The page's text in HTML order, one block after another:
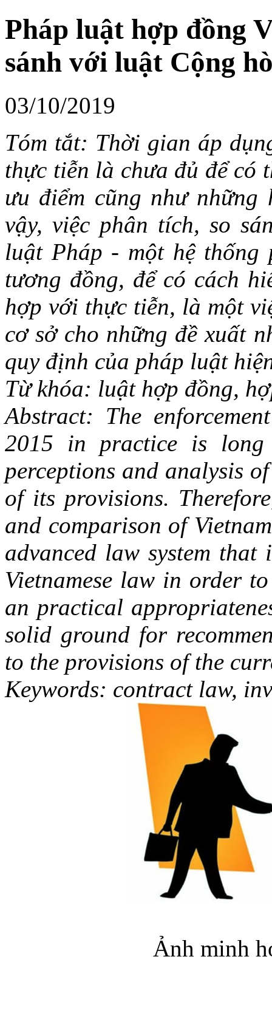
Pháp luật hợp đồng
sánh với luật Cộng
03/10/2019
Tóm tắt: Thời gian áp
thực tiễn là chưa đủ để có
ưu điểm cũng như
vậy, việc phân tích, so
luật Pháp - một hệ
tương đồng, để có cách
hợp với thực tiễn, là một
cơ sở cho những đề xuất
quy định của pháp luật
Từ khóa: luật hợp đồng,
Abstract: The
2015 in practice is long
perceptions and analysis
of its provisions.
and comparison of
advanced law system
Vietnamese law in order
an practical
solid ground for
to the provisions of the
Keywords: contract law,
Ảnh minh